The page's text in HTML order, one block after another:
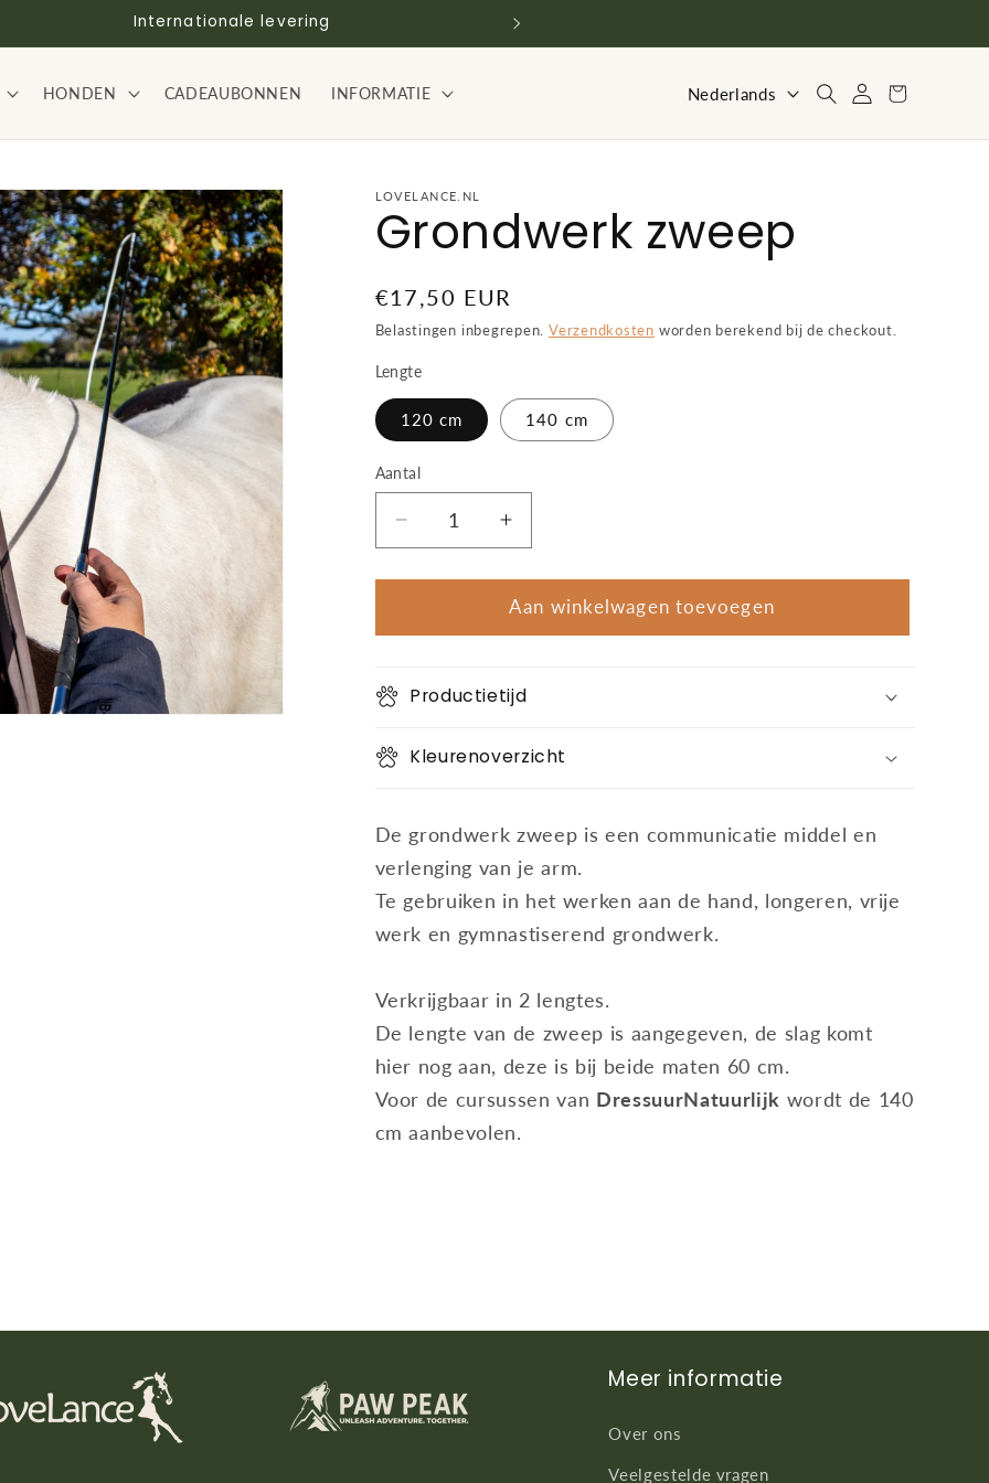
Internationale levering
HONDEN CADEAUBONNEN INFORMATIE Nederlands Inloggen
Winkelwagen
LOVELANCE.NL
Grondwerk zweep
Normale
prijs
€17,50 EUR
Belastingen inbegrepen. Verzendkosten worden berekend bij de checkout.
Lengte
120 cm 140 cm
Aantal
Aantal
Aantal
verlagen
voor
zweep
Aantal
verhogen
voor
Grondwerk
zweep
Aan winkelwagen toevoegen
Productietijd
Kleurenoverzicht
De grondwerk zweep is een communicatie middel en
verlenging van je arm.
Te gebruiken in het werken aan de hand, longeren, vrije
werk en gymnastiserend grondwerk.
Verkrijgbaar in 2 lengtes.
De lengte van de zweep is aangegeven, de slag komt
hier nog aan, deze is bij beide maten 60 cm.
Voor de cursussen van DressuurNatuurlijk wordt de 140
cm aanbevolen.
Meer informatie
Over ons
Veelgestelde vragen